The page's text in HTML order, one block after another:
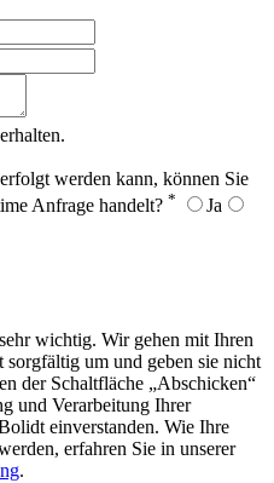
werden kann, können Sie
Anfrage handelt? *
Ja
wichtig. Wir gehen mit Ihren
sorgfältig um und geben sie nicht
der Schaltfläche „Abschicken“
und Verarbeitung Ihrer
einverstanden. Wie Ihre
erfahren Sie in unserer
.